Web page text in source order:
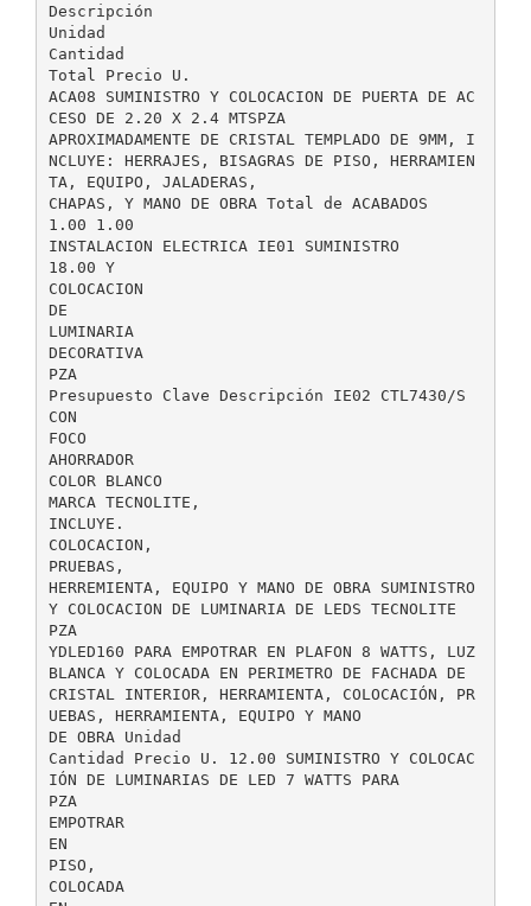
Descripción
Unidad
Cantidad
Total Precio U.
ACA08 SUMINISTRO Y COLOCACION DE PUERTA DE AC
CESO DE 2.20 X 2.4 MTSPZA
APROXIMADAMENTE DE CRISTAL TEMPLADO DE 9MM, I
NCLUYE: HERRAJES, BISAGRAS DE PISO, HERRAMIEN
TA, EQUIPO, JALADERAS,
CHAPAS, Y MANO DE OBRA Total de ACABADOS
1.00 1.00
INSTALACION ELECTRICA IE01 SUMINISTRO
18.00 Y
COLOCACION
DE
LUMINARIA
DECORATIVA
PZA
Presupuesto Clave Descripción IE02 CTL7430/S
CON
FOCO
AHORRADOR
COLOR BLANCO
MARCA TECNOLITE,
INCLUYE.
COLOCACION,
PRUEBAS,
HERREMIENTA, EQUIPO Y MANO DE OBRA SUMINISTRO
Y COLOCACION DE LUMINARIA DE LEDS TECNOLITE
PZA
YDLED160 PARA EMPOTRAR EN PLAFON 8 WATTS, LUZ
BLANCA Y COLOCADA EN PERIMETRO DE FACHADA DE
CRISTAL INTERIOR, HERRAMIENTA, COLOCACIÓN, PR
UEBAS, HERRAMIENTA, EQUIPO Y MANO
DE OBRA Unidad
Cantidad Precio U. 12.00 SUMINISTRO Y COLOCAC
IÓN DE LUMINARIAS DE LED 7 WATTS PARA
PZA
EMPOTRAR
EN
PISO,
COLOCADA